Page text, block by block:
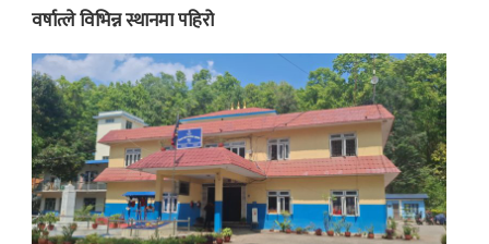
वर्षात्ले विभिन्न स्थानमा पहिरो